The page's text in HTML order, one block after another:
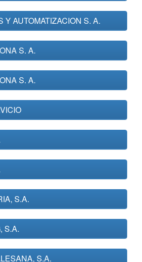
Y AUTOMATIZACION S. A.
S. A.
S. A.
S.A.
S.A.
S.A.